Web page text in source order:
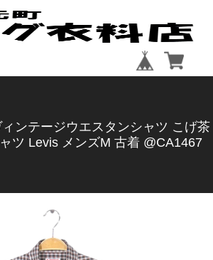
ンテージウエスタンシャツ こげ茶
ツ Levis メンズM 古着 @CA1467